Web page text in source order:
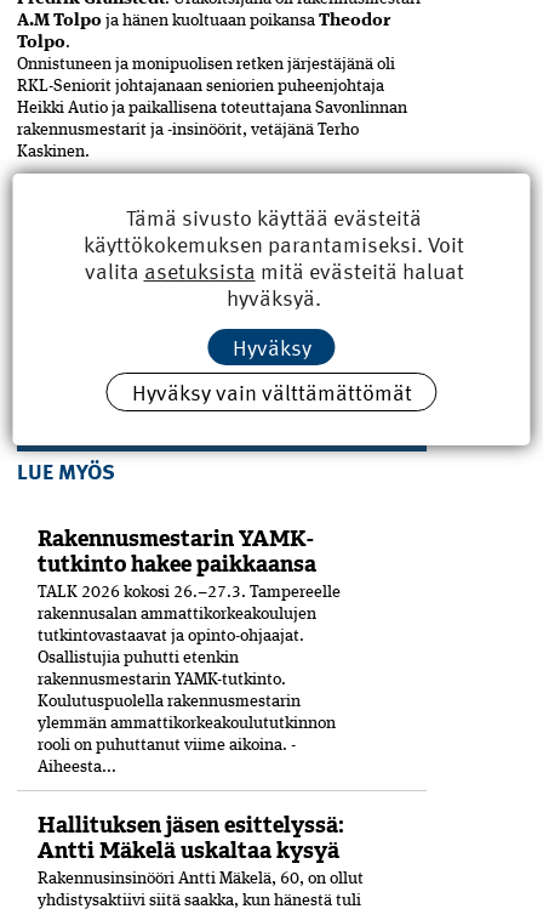
A.M Tolpo ja hänen kuol­tuaan poikansa Theodor
Tolpo.
Onnistuneen ja monipuolisen retken järjestäjänä oli
RKL-Seniorit johtajanaan seniorien puheenjohtaja
Heikki Autio ja paikallisena toteuttajana Savonlinnan
rakennusmestarit ja -insinöörit, vetäjänä Terho
Kaskinen.
LUE MYÖS
Rakennusmestarin YAMK-
tutkinto hakee paikkaansa
TALK 2026 kokosi 26.–27.3. Tampereelle
rakennusalan ammattikorkeakoulujen
tutkintovastaavat ja opinto-ohjaajat.
Osallistujia puhutti etenkin
rakennusmestarin YAMK-tutkinto.
Koulutuspuolella rakennusmestarin
ylemmän ammattikorkeakoulututkinnon
rooli on puhuttanut viime ­aikoina. ­
Aiheesta...
Hallituksen jäsen esittelyssä:
Antti Mäkelä uskaltaa kysyä
Rakennusinsinööri Antti Mäkelä, 60, on ollut
yhdistysaktiivi siitä saakka, kun hänestä tuli
Tämä sivusto käyttää evästeitä
käyttökokemuksen parantamiseksi. Voit
valita asetuksista mitä evästeitä haluat
hyväksyä.
Hyväksy
Hyväksy vain välttämättömät